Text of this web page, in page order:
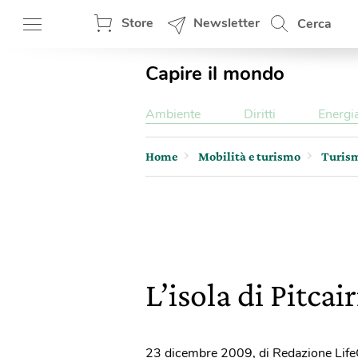
Store Newsletter Cerca
Capire il mondo
Ambiente Diritti
Home Mobilità e turismo
L’isola di
23 dicembre 2009, di Redazione